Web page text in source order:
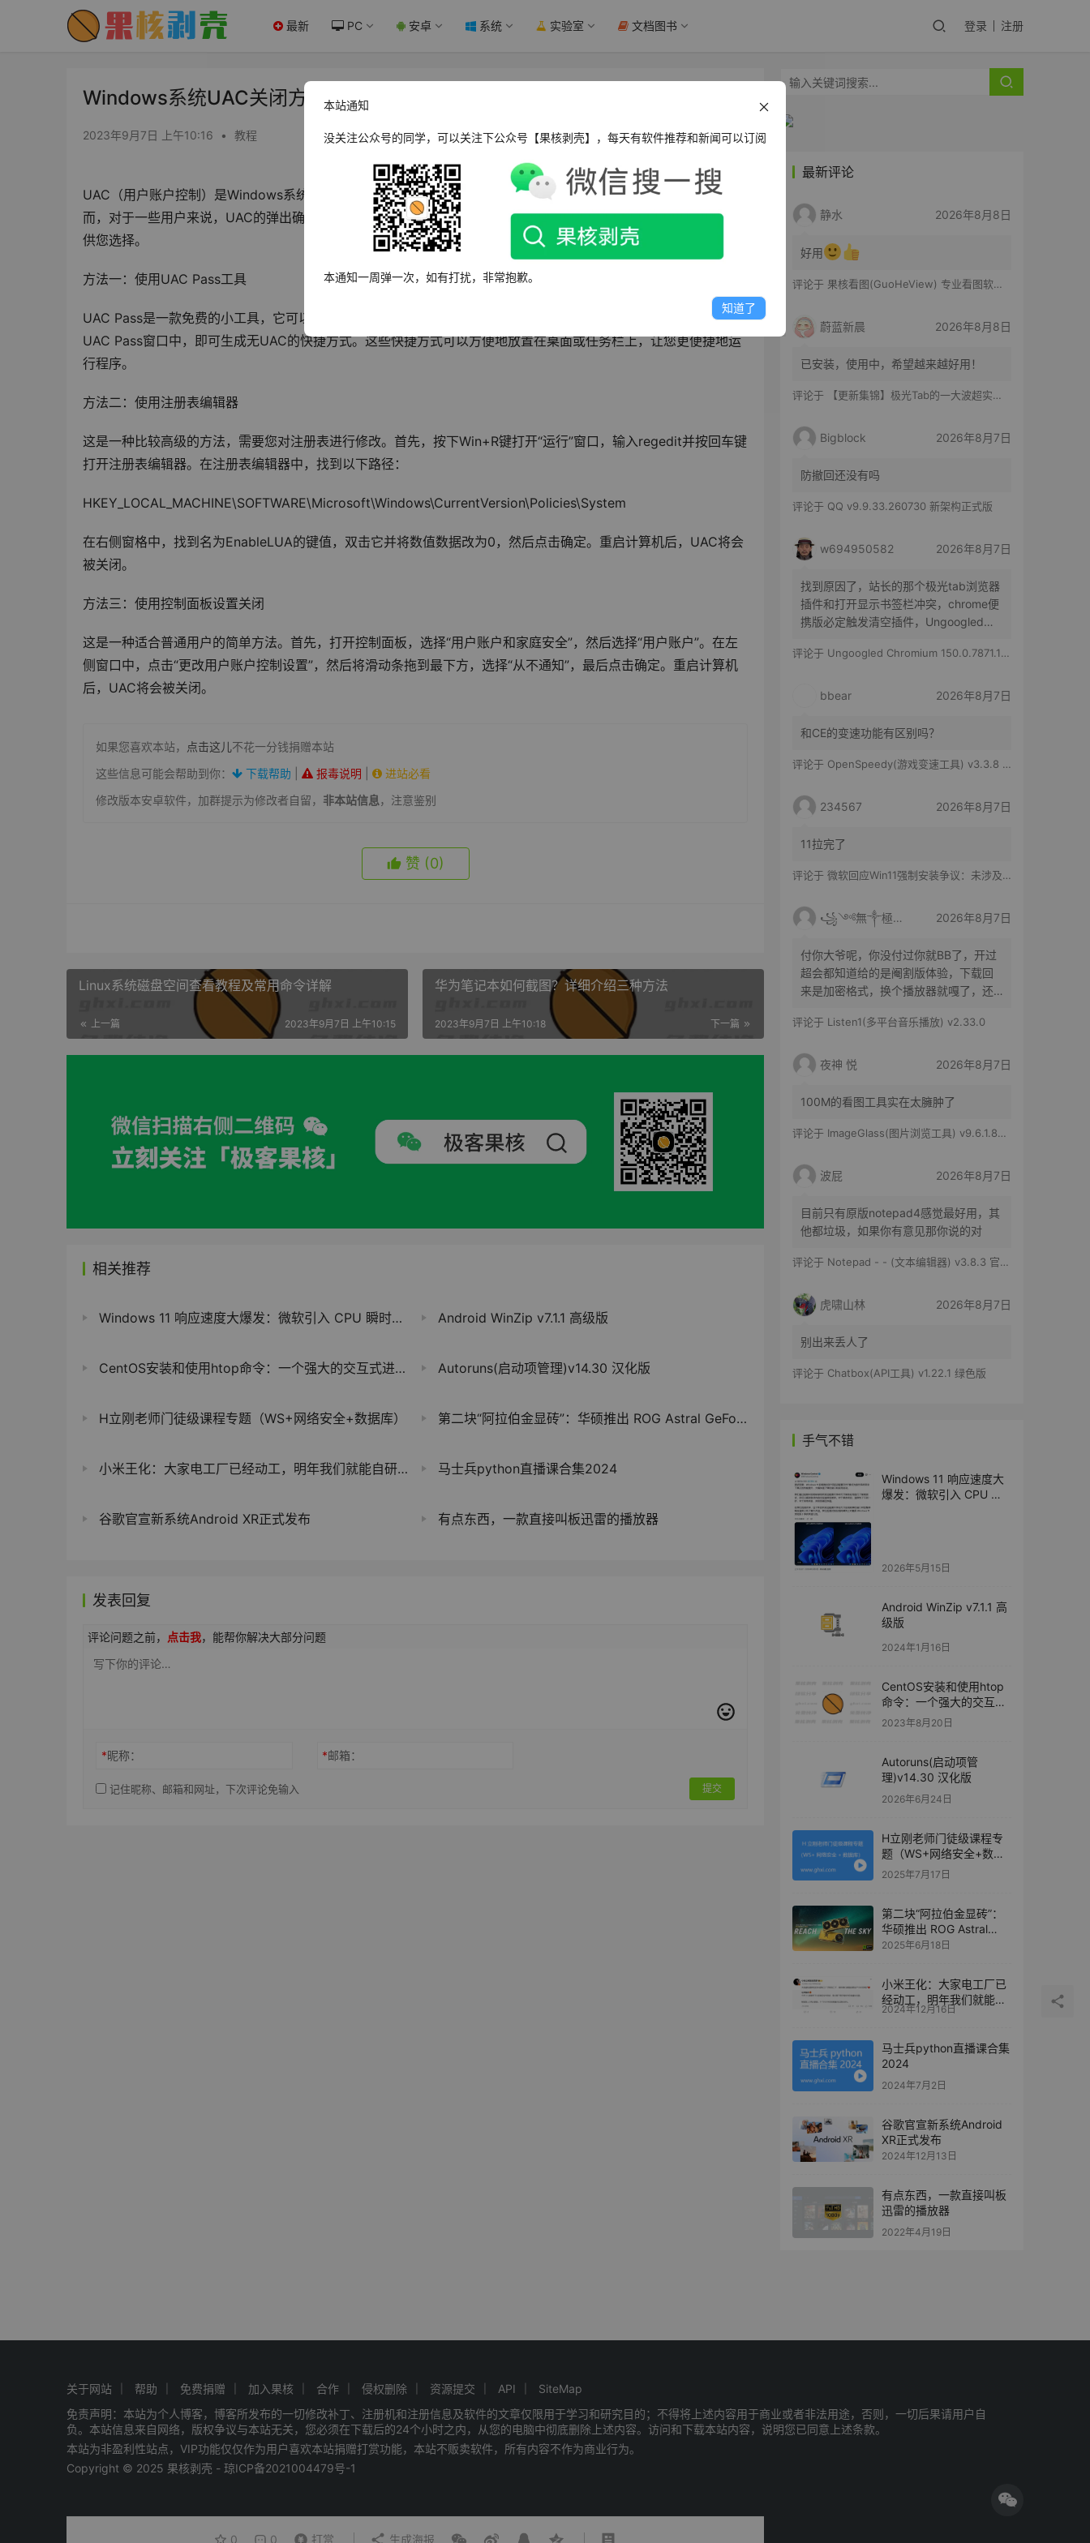
最新 PC 安卓 系统 实验室 文档图书 登录 注册
Windows系统UAC关闭方法及工具推荐 - 果核剥壳
2023年9月7日 上午10:16 • 教程
UAC（用户账户控制）是Windows系统的一项重要安全功能，它可以防止未经授权的更改对计算机造成影响。然
而，对于一些用户来说，UAC的弹出确认对话框可能会带来一定的不便。如果您希望关闭UAC，下面将介绍几种方法
供您选择。
方法一：使用UAC Pass工具
UAC Pass是一款免费的小工具，它可以为指定的程序创建一个无需UAC提示的快捷方式。您只需将程序图标拖放到
UAC Pass窗口中，即可生成无UAC的快捷方式。这些快捷方式可以方便地放置在桌面或任务栏上，让您更便捷地运
行程序。
方法二：使用注册表编辑器
这是一种比较高级的方法，需要您对注册表进行修改。首先，按下Win+R键打开“运行”窗口，输入regedit并按回车键
打开注册表编辑器。在注册表编辑器中，找到以下路径：
HKEY_LOCAL_MACHINE\SOFTWARE\Microsoft\Windows\CurrentVersion\Policies\System
在右侧窗格中，找到名为EnableLUA的键值，双击它并将数值数据改为0，然后点击确定。重启计算机后，UAC将会
被关闭。
方法三：使用控制面板设置关闭
这是一种适合普通用户的简单方法。首先，打开控制面板，选择“用户账户和家庭安全”，然后选择“用户账户”。在左
侧窗口中，点击“更改用户账户控制设置”，然后将滑动条拖到最下方，选择“从不通知”，最后点击确定。重启计算机
后，UAC将会被关闭。
如果您喜欢本站， 点击这儿不花一分钱捐赠本站
这些信息可能会帮助到你：
下载帮助 报毒说明
进站必看
修改版本安卓软件，加群提示为修改者自留， 非本站信息，注意鉴别
赞 (0)
0 0 打赏 生成海报
Linux系统磁盘空间查看教程及常用命令详解
上一篇 2023年9月7日 上午10:15
华为笔记本如何截图？详细介绍三种方法
下一篇
2023年9月7日 上午10:18
相关推荐
Windows 11 响应速度大爆发：微软引入 CPU 瞬时提频，开始菜单“秒开”提升 70% Android WinZip v7.1.1 高级版
CentOS安装和使用htop命令：一个强大的交互式进程查看工具 Autoruns(启动项管理)v14.30 汉化版
H立刚老师门徒级课程专题（WS+网络安全+数据库） 第二块“阿拉伯金显砖”：华硕推出 ROG Astral GeForce RTX 5080 Dhahab CORE OC
小米王化：大家电工厂已经动工，明年我们就能自研自产小米空调了 马士兵python直播课合集2024
谷歌官宣新系统Android XR正式发布 有点东西，一款直接叫板迅雷的播放器
发表回复
评论问题之前， 点击我，能帮你解决大部分问题
*昵称： *邮箱：
记住昵称、邮箱和网址，下次评论免输入 提交
最新评论
静水 2026年8月8日
好用
评论于 果核看图(GuoHeView) 专业看图软件 v3.2.0.91
蔚蓝新晨 2026年8月8日
已安装，使用中，希望越来越好用！
评论于 【更新集锦】极光Tab的一大波超实用功能来啦！你最喜欢哪一个？
Bigblock 2026年8月7日
防撤回还没有吗
评论于 QQ v9.9.33.260730 新架构正式版
w694950582 2026年8月7日
找到原因了，站长的那个极光tab浏览器
插件和打开显示书签栏冲突，chrome便
携版必定触发清空插件，Ungoogled
所有插件，有时候只是极光tab插件消失
评论于 Ungoogled Chromium 150.0.7871.186-1.1 果核优化便携版
bbear 2026年8月7日
和CE的变速功能有区别吗？
评论于 OpenSpeedy(游戏变速工具) v3.3.8 绿色版
234567 2026年8月7日
11拉完了
评论于 微软回应Win11强制安装争议：未涉及企业设备，承诺不用用户照片训练AI
꧁༺無༒極༻꧂ 2026年8月7日
付你大爷呢，你没付过你就BB了，开过
超会都知道给的是阉割版体验，下载回
来是加密格式，换个播放器就嘎了，还
评论于 Listen1(多平台音乐播放) v2.33.0
夜神 悦 2026年8月7日
100M的看图工具实在太臃肿了
评论于 ImageGlass(图片浏览工具) v9.6.1.807 官方便携版
波屁 2026年8月7日
目前只有原版notepad4感觉最好用，其
他都垃圾，如果你有意见那你说的对
评论于 Notepad - - (文本编辑器) v3.8.3 官方版
虎啸山林 2026年8月7日
别出来丢人了
评论于 Chatbox(API工具) v1.22.1 绿色版
手气不错
Windows 11 响应速度大
爆发：微软引入 CPU 瞬
2026年5月15日
Android WinZip v7.1.1 高
级版
2024年1月16日
CentOS安装和使用htop
命令：一个强大的交互式
进程查看工具
2023年8月20日
Autoruns(启动项管
理)v14.30 汉化版
2026年6月24日
H立刚老师门徒级课程专
题（WS+网络安全+数据
库）
2025年7月17日
第二块“阿拉伯金显砖”：
华硕推出 ROG Astral
GeForce RTX 5080
2025年6月18日
小米王化：大家电工厂已
经动工，明年我们就能自
研自产小米空调了
2024年12月16日
马士兵python直播课合集
2024
2024年7月2日
谷歌官宣新系统Android
XR正式发布
2024年12月13日
有点东西，一款直接叫板
迅雷的播放器
2022年4月19日
关于网站 帮助 免费捐赠 加入果核 合作 侵权删除 资源提交 API
SiteMap
免责声明：本站为个人博客，博客所发布的一切修改补丁、注册机和注册信息及软件的文章仅限用于学习和研究目的；不得将上述内容用于商业或者非法用途，否则，一切后果请用户自
负。本站信息来自网络，版权争议与本站无关，您必须在下载后的24个小时之内，从您的电脑中彻底删除上述内容。访问和下载本站内容，说明您已同意上述条款。
本站为非盈利性站点，VIP功能仅仅作为用户喜欢本站捐赠打赏功能，本站不贩卖软件，所有内容不作为商业行为。
Copyright © 2025 果核剥壳 - 琼ICP备2021004479号-1
本站通知
没关注公众号的同学，可以关注下公众号【果核剥壳】，每天有软件推荐和新闻可以订阅
本通知一周弹一次，如有打扰，非常抱歉。
知道了